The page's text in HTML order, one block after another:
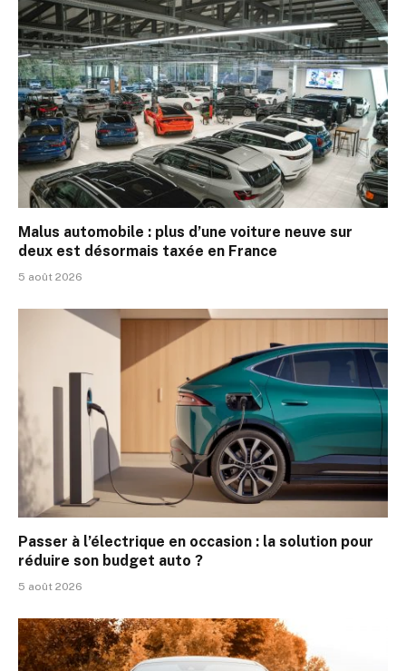
Malus automobile : plus d’une voiture neuve sur
deux est désormais taxée en France
5 août 2026
Passer à l’électrique en occasion : la solution pour
réduire son budget auto ?
5 août 2026